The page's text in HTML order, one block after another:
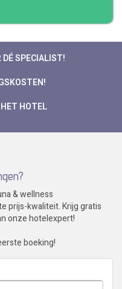
SPECIALIST!
HOTEL
& wellness
prijs-kwaliteit. Krijg gratis
onze hotelexpert!
boeking!